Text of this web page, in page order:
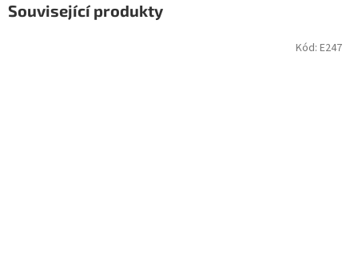
Související produkty
Kód: E247